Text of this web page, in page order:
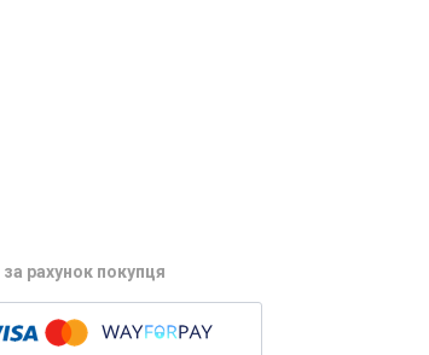
за рахунок покупця